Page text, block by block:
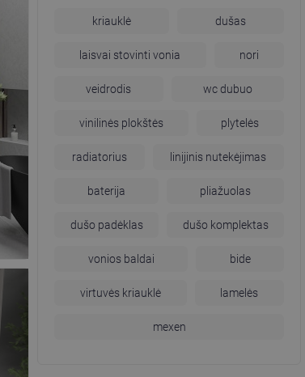
kriauklė dušas
laisvai stovinti vonia nori
veidrodis wc dubuo
vinilinės plokštės plytelės
radiatorius linijinis nutekėjimas
baterija pliažuolas
dušo padėklas dušo komplektas
vonios baldai bide
virtuvės kriauklė lamelės
mexen